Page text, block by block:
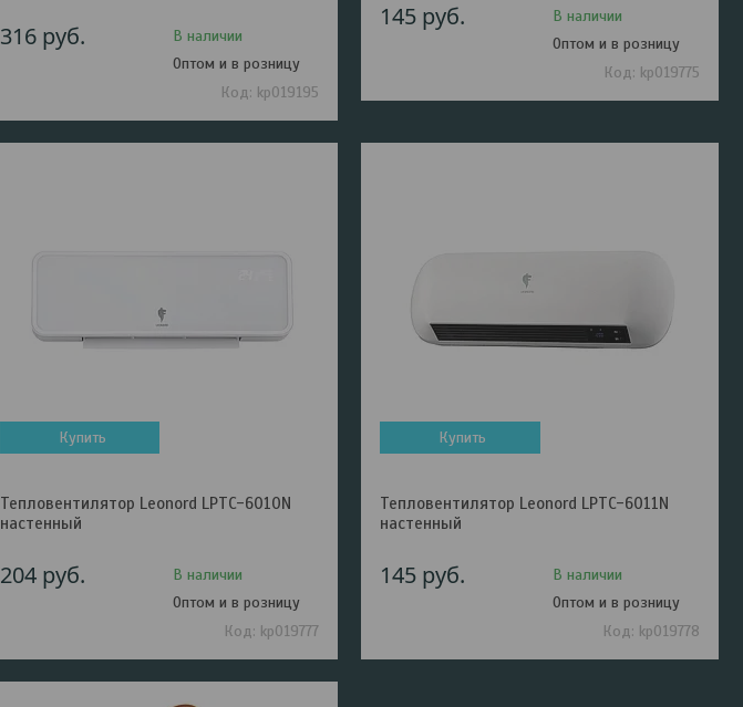
316 руб.
В наличии
Оптом и в розницу
kp019195
145 руб.
В наличии
Оптом и в розницу
kp019775
Купить
Тепловентилятор Leonord LPTC-6010N
настенный
204 руб.
В наличии
Оптом и в розницу
kp019777
Купить
Тепловентилятор Leonord LPTC-6011N
настенный
145 руб.
В наличии
Оптом и в розницу
kp019778